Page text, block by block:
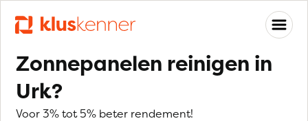
Zonnepanelen reinigen in
Urk?
Voor 3% tot 5% beter rendement!